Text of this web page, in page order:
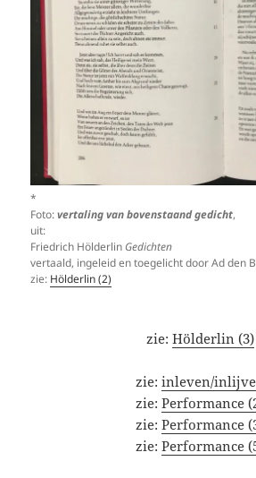
*
Foto:vertaling van bovenstaand gedicht,
uit:
Friedrich Hölderlin Gedichten
vertaald, ingeleid en toegelicht door Ad den
zie: Hölderlin (2)
zie: Hölderlin (3)
zie: inleven/
zie: Performance
zie: Performance
zie: Performance